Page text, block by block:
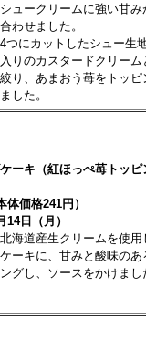
ュークリームに強い甘み
わせました。
つにカットしたシュー生
りのカスタードクリーム
り、あまおう苺をトッピ
した。
ーキ（紅ほっぺ苺トッピ
体価格241円）
14日（月）
海道産生クリームを使用
ーキに、甘みと酸味のあ
グし、ソースをかけまし